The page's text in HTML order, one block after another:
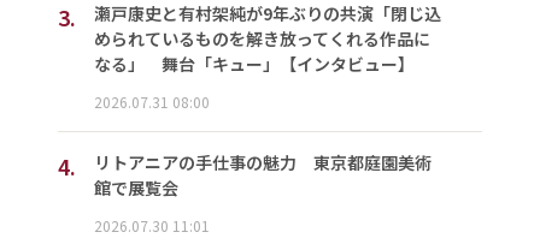
3.
瀬戸康史と有村架純が9年ぶりの共演「閉じ込
められているものを解き放ってくれる作品に
なる」 舞台「キュー」【インタビュー】
2026.07.31 08:00
4.
リトアニアの手仕事の魅力 東京都庭園美術
館で展覧会
2026.07.30 11:01